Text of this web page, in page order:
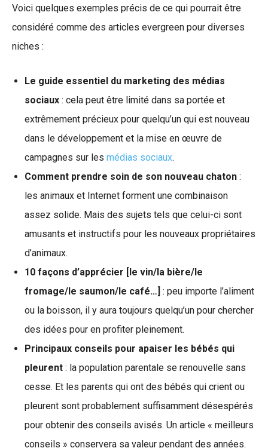
Voici quelques exemples précis de ce qui pourrait être
considéré comme des articles evergreen pour diverses
niches :
Le guide essentiel du marketing des médias
sociaux : cela peut être limité dans sa portée et
extrêmement précieux pour quelqu’un qui est nouveau
dans le développement et la mise en œuvre de
campagnes sur les médias sociaux.
Comment prendre soin de son nouveau chaton :
les animaux et Internet forment une combinaison
assez solide. Mais des sujets tels que celui-ci sont
amusants et instructifs pour les nouveaux propriétaires
d’animaux.
10 façons d’apprécier [le vin/la bière/le
fromage/le saumon/le café…] : peu importe l’aliment
ou la boisson, il y aura toujours quelqu’un pour chercher
des idées pour en profiter pleinement.
Principaux conseils pour apaiser les bébés qui
pleurent : la population parentale se renouvelle sans
cesse. Et les parents qui ont des bébés qui crient ou
pleurent sont probablement suffisamment désespérés
pour obtenir des conseils avisés. Un article « meilleurs
conseils » conservera sa valeur pendant des années.